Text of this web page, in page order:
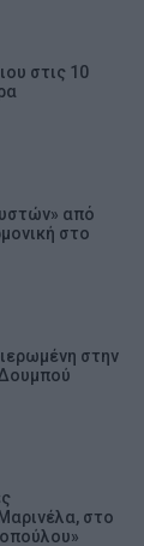
στις 10
από
στο
στην
στο